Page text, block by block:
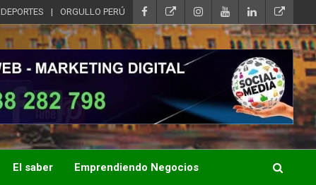
DEPORTES ORGULLO PERÚ
El saber Emprendiendo Negocios